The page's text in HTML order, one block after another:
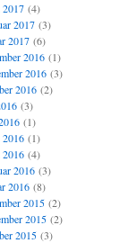
(4)
2017(3)
2017(6)
2016(1)
2016(3)
2016(2)
(3)
(1)
(1)
(4)
2016(3)
2016(8)
2015(2)
2015(2)
2015(3)